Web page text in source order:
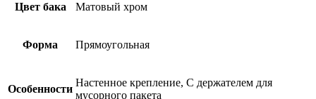
Цвет бака Матовый хром
Форма Прямоугольная
Особенности
Настенное крепление, С держателем для
мусорного пакета